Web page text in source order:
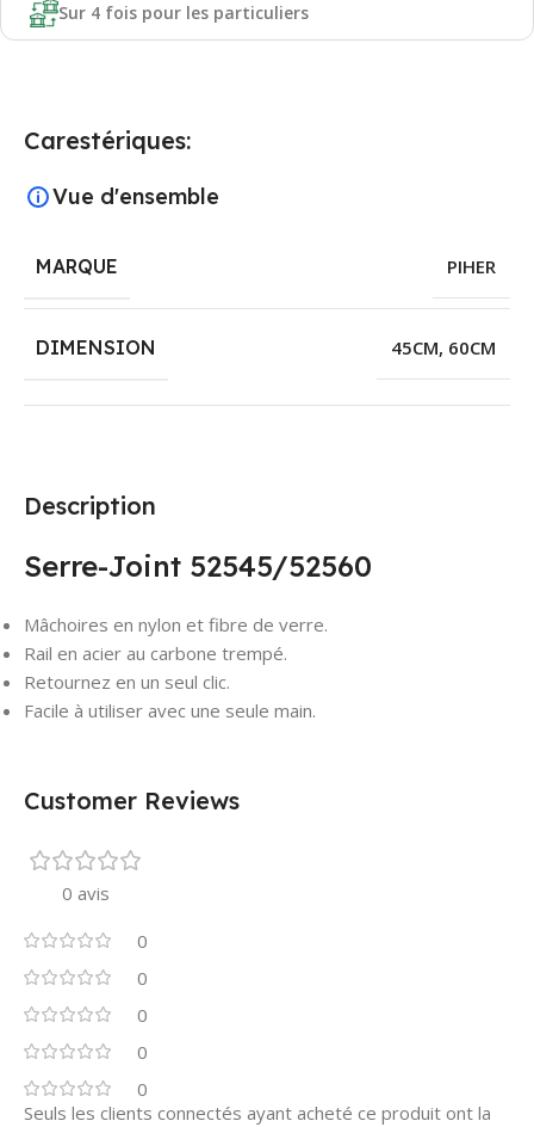
Sur 4 fois pour les particuliers
Description
Serre-Joint 52545/52560
Mâchoires en nylon et fibre de verre.
Rail en acier au carbone trempé.
Retournez en un seul clic.
Facile à utiliser avec une seule main.
Carestériques:
Vue d'ensemble
MARQUE PIHER
DIMENSION 45CM, 60CM
Customer Reviews
0 avis
0
0
0
0
0
Seuls les clients connectés ayant acheté ce produit ont la